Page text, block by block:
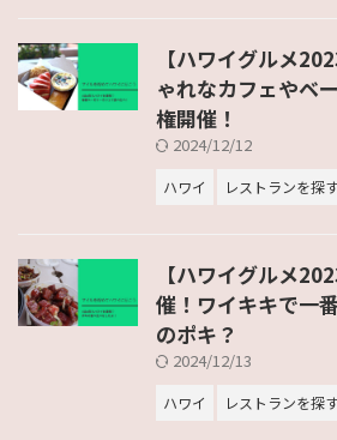
【ハワイグルメ
ゃれなカフェやベ
権開催！
2024/12/12
ハワイ レストランを探
【ハワイグルメ
催！ワイキキで一
のポキ？
2024/12/13
ハワイ レストランを探